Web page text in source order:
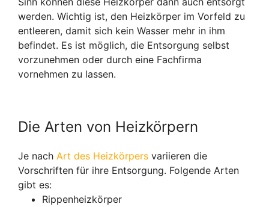
werden. Wichtig ist, den Heizkörper im Vorfeld zu
entleeren, damit sich kein Wasser mehr in ihm
befindet. Es ist möglich, die Entsorgung selbst
vorzunehmen oder durch eine Fachfirma
vornehmen zu lassen.
Die Arten von Heizkörpern
Je nach Art des Heizkörpers variieren die
Vorschriften für ihre Entsorgung. Folgende Arten
gibt es:
Rippenheizkörper